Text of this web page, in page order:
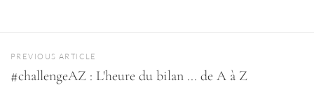
PREVIOUS ARTICLE
#challengeAZ : L'heure du bilan ... de A à Z